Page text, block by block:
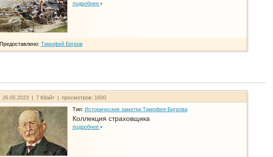
подробнее
Предоставлено: Тимофей Бегров
26.05.2023 | 7 Кбайт | просмотров: 1600
Тип: Исторические заметки Тимофея Бегрова
Коллекция страховщика
подробнее